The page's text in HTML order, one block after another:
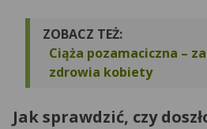
ZOBACZ TEŻ:
Ciąża pozamaciczna –
zdrowia kobiety
Jak sprawdzić, czy